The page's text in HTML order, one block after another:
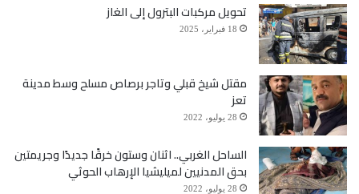
تحويل مركبات البترول إلى الغاز
18 فبراير، 2025
مقتل شيخ قبلي وتاجر برصاص مسلح وسط مدينة
تعز
28 يوليو، 2022
الساحل الغربي.. اثنان وستون خرقًا جديدًا وجريمتين
بحق المدنيين لميليشيا الإرهاب الحوثي
28 يوليو، 2022